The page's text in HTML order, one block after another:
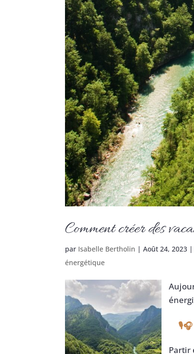
Comment créer des
par Isabelle Bertholin |Août 24, 2023 |
énergétique
Partir